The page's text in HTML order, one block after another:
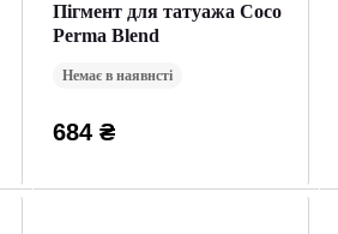
Пігмент для татуажа Coco
Perma Blend
Немає в наявнсті
684 ₴